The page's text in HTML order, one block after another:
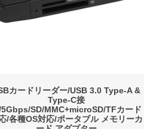
カードリーダー/USB 3.0 Type-A &
Type-C接
5Gbps/SD/MMC+microSD/TFカード
/各種OS対応/ポータブル メモリーカ